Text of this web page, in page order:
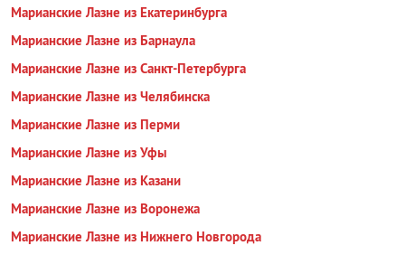
Марианские Лазне из Екатеринбурга
Марианские Лазне из Барнаула
Марианские Лазне из Санкт-Петербурга
Марианские Лазне из Челябинска
Марианские Лазне из Перми
Марианские Лазне из Уфы
Марианские Лазне из Казани
Марианские Лазне из Воронежа
Марианские Лазне из Нижнего Новгорода